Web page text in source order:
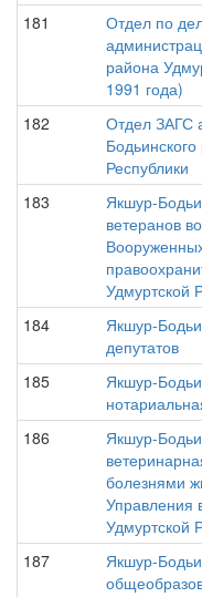
181
Отдел по
района
1991 года)
182
Отдел ЗАГС
Республики
183
Якшур-
ветеранов
Удмуртской
184
Якшур-
депутатов
185
Якшур-
186
Якшур-
болезнями
Управления
Удмуртской
187
Якшур-